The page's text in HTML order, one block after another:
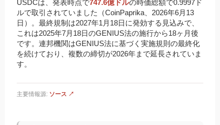
USDCは、発表時点で747.6億ドルの時価総額で0.9997ド
ルで取引されていました（CoinPaprika、2026年6月13
日）。最終規制は2027年1月18日に発効する見込みで、
これは2025年7月18日のGENIUS法の施行から18ヶ月後
です。連邦機関はGENIUS法に基づく実施規則の最終化
を続けており、複数の締切が2026年まで延長されていま
す。
主要情報源: ソース ↗